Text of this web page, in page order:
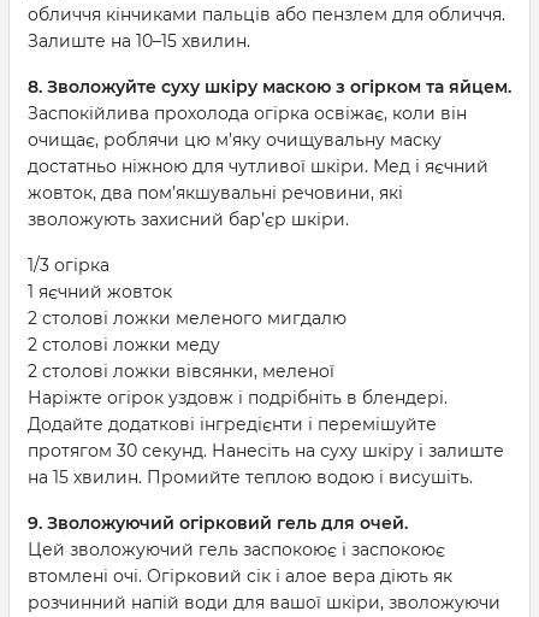
обличчя кінчиками пальців або пензлем для обличчя.
Залиште на 10–15 хвилин.
8. Зволожуйте суху шкіру маскою з огірком та яйцем.
Заспокійлива прохолода огірка освіжає, коли він
очищає, роблячи цю м’яку очищувальну маску
достатньо ніжною для чутливої ​​шкіри. Мед і яєчний
жовток, два пом’якшувальні речовини, які
зволожують захисний бар’єр шкіри.
1/3 огірка
1 яєчний жовток
2 столові ложки меленого мигдалю
2 столові ложки меду
2 столові ложки вівсянки, меленої
Наріжте огірок уздовж і подрібніть в блендері.
Додайте додаткові інгредієнти і перемішуйте
протягом 30 секунд. Нанесіть на суху шкіру і залиште
на 15 хвилин. Промийте теплою водою і висушіть.
9. Зволожуючий огірковий гель для очей.
Цей зволожуючий гель заспокоює і заспокоює
втомлені очі. Огірковий сік і алое вера діють як
розчинний напій води для вашої шкіри, зволожуючи